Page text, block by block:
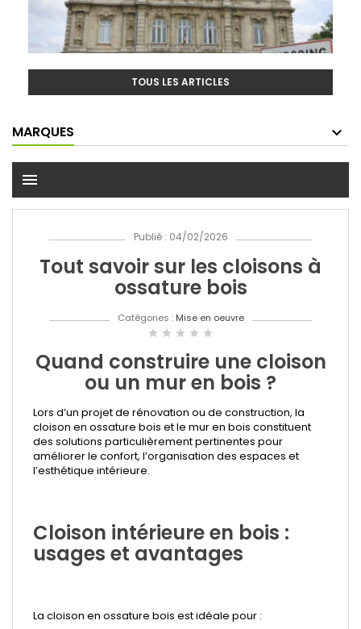
TOUS LES ARTICLES
MARQUES
menu
Publié : 04/02/2026
Tout savoir sur les cloisons à
ossature bois
Catégories : Mise en oeuvre
star star star star star
Quand construire une cloison
ou un mur en bois ?
Lors d’un projet de rénovation ou de construction, la
cloison en ossature bois et le mur en bois constituent
des solutions particulièrement pertinentes pour
améliorer le confort, l’organisation des espaces et
l’esthétique intérieure.
Cloison intérieure en bois :
usages et avantages
La cloison en ossature bois est idéale pour :